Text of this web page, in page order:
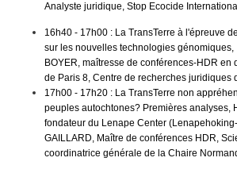
Analyste juridique, Stop Ecocide
16h40 - 17h00 : La TransTerre à l'épreuve
sur les nouvelles technologies
BOYER, maîtresse de conférences-HDR en
de Paris 8, Centre de recherches juridiques
17h00 - 17h20 : La TransTerre non
peuples autochtones? Premières analyses,
fondateur du Lenape Center
GAILLARD, Maître de conférences HDR,
coordinatrice générale de la Chaire